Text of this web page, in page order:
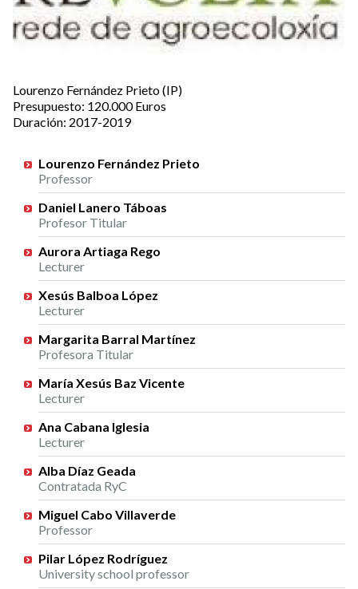
Lourenzo Fernández Prieto (IP)
Presupuesto: 120.000 Euros
Duración: 2017-2019
Researchers
Lourenzo Fernández Prieto
Professor
Daniel Lanero Táboas
Profesor Titular
Aurora Artiaga Rego
Lecturer
Xesús Balboa López
Lecturer
Margarita Barral Martínez
Profesora Titular
María Xesús Baz Vicente
Lecturer
Ana Cabana Iglesia
Lecturer
Alba Díaz Geada
Contratada RyC
Miguel Cabo Villaverde
Professor
Pilar López Rodríguez
University school professor